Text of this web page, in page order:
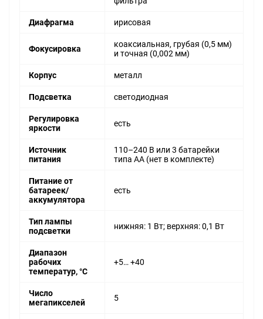
Диафрагма ирисовая
Фокусировка
коаксиальная, грубая (0,5 мм)
и точная (0,002 мм)
Корпус металл
Подсветка светодиодная
Регулировка
яркости
есть
Источник
питания
110–240 В или 3 батарейки
типа АА (нет в комплекте)
Питание от
батареек/
аккумулятора
есть
Тип лампы
подсветки
нижняя: 1 Вт; верхняя: 0,1 Вт
Диапазон
рабочих
температур, °С
+5… +40
Число
мегапикселей
5